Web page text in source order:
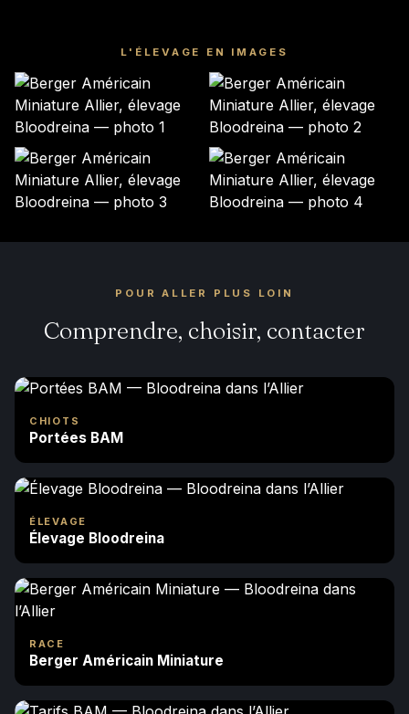
L'ÉLEVAGE EN IMAGES
POUR ALLER PLUS LOIN
Comprendre, choisir, contacter
CHIOTS
Portées BAM
ÉLEVAGE
Élevage Bloodreina
RACE
Berger Américain Miniature